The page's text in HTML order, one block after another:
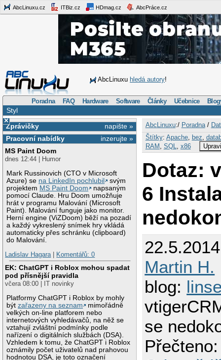
AbcLinuxu.cz ITBiz.cz HDmag.cz AbcPráce.cz
AbcLinuxu hledá autory!
Poradna FAQ Hardware Software Články Učebnice
Styl
×
napište »
Zprávičky
inzerujte »
Pracovní nabídky
MS Paint Doom
dnes 12:44 | Humor
Mark Russinovich (CTO v Microsoft
Azure) se na LinkedIn pochlubil
svým
projektem MS Paint Doom
napsaným
pomocí Claude. Hru Doom umožňuje
hrát v programu Malování (Microsoft
Paint). Malování funguje jako monitor.
Herní engine (ViZDoom) běží na pozadí
a každý vykreslený snímek hry vkládá
automaticky přes schránku (clipboard)
do Malování.
Ladislav Hagara| Komentářů: 0
EK: ChatGPT i Roblox mohou spadat
pod přísnější pravidla
včera 08:00 | IT novinky
Platformy ChatGPT i Roblox by mohly
býtzařazeny na seznam
mimořádně
velkých on-line platforem nebo
internetových vyhledávačů, na něž se
vztahují zvláštní podmínky podle
nařízení o digitálních službách (DSA).
Vzhledem k tomu, že ChatGPT i Roblox
oznámily počet uživatelů nad prahovou
hodnotou DSA, je toto označení
AbcLinuxu:/ Poradna/
Štítky: Apache, bez
RAM SQL x86
Dotaz:
6
Martin H.
blog:
se